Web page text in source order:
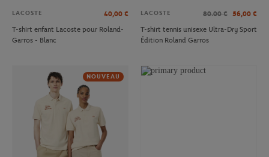
LACOSTE 40,00 €
T-shirt enfant Lacoste pour Roland-
Garros - Blanc
LACOSTE 80.00 € 56,00 €
T-shirt tennis unisexe Ultra-Dry Sport
Édition Roland Garros
NOUVEAU